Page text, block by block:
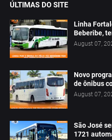
ÚLTIMAS DO SITE
Linha
Beberibe,
August 07,
Novo
de ônibus
August 07,
São José
1721